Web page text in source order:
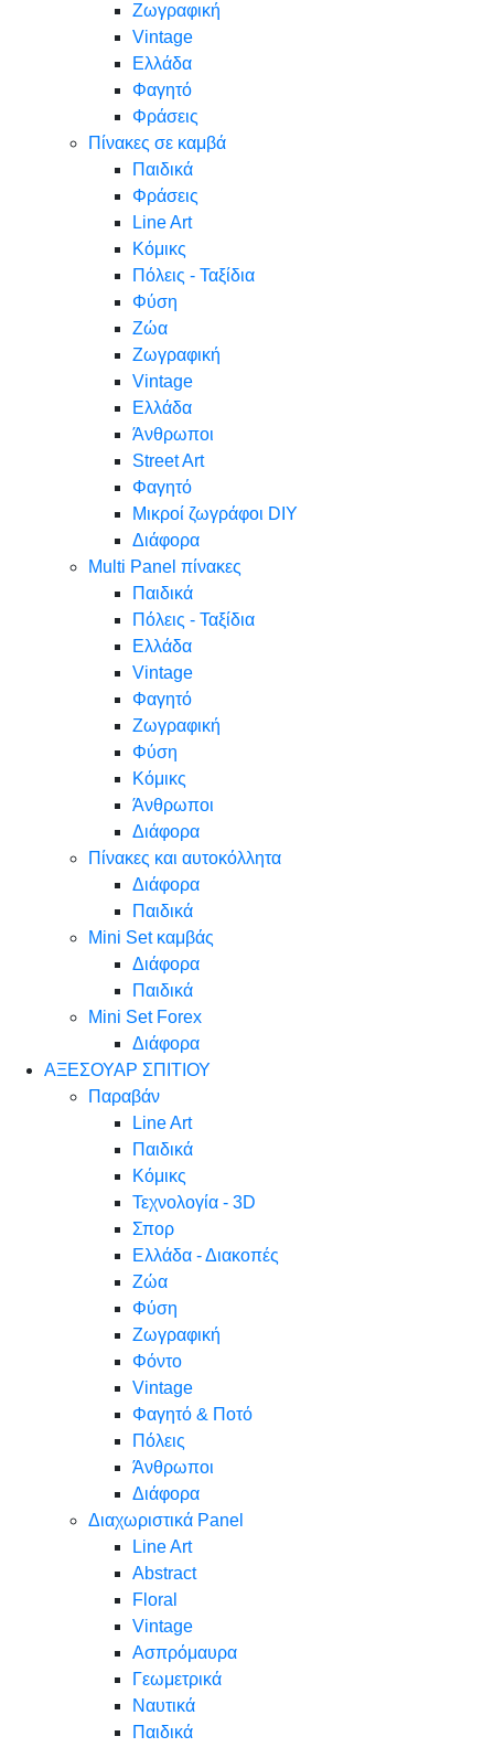
Ζωγραφική
Vintage
Ελλάδα
Φαγητό
Φράσεις
Πίνακες σε καμβά
Παιδικά
Φράσεις
Line Art
Κόμικς
Πόλεις - Ταξίδια
Φύση
Ζώα
Ζωγραφική
Vintage
Ελλάδα
Άνθρωποι
Street Art
Φαγητό
Μικροί ζωγράφοι DIY
Διάφορα
Multi Panel πίνακες
Παιδικά
Πόλεις - Ταξίδια
Ελλάδα
Vintage
Φαγητό
Ζωγραφική
Φύση
Κόμικς
Άνθρωποι
Διάφορα
Πίνακες και αυτοκόλλητα
Διάφορα
Παιδικά
Mini Set καμβάς
Διάφορα
Παιδικά
Mini Set Forex
Διάφορα
ΑΞΕΣΟΥΑΡ ΣΠΙΤΙΟΥ
Παραβάν
Line Art
Παιδικά
Κόμικς
Τεχνολογία - 3D
Σπορ
Ελλάδα - Διακοπές
Ζώα
Φύση
Ζωγραφική
Φόντο
Vintage
Φαγητό & Ποτό
Πόλεις
Άνθρωποι
Διάφορα
Διαχωριστικά Panel
Line Art
Abstract
Floral
Vintage
Ασπρόμαυρα
Γεωμετρικά
Ναυτικά
Παιδικά